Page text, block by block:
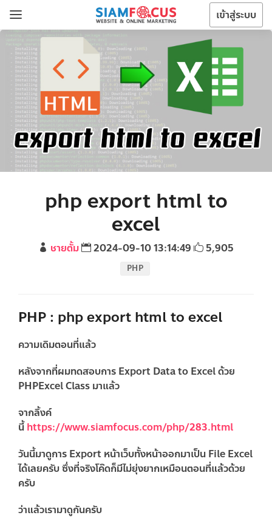
เข้าสู่ระบบ
php export html to
excel
ชายตั้ม 2024-09-10 13:14:49 5,905
PHP
PHP : php export html to excel
ความเดิมตอนที่แล้ว
หลังจากที่ผมทดสอบการ Export Data to Excel ด้วย
PHPExcel Class มาแล้ว
จากลิ้งค์
นี้https://www.siamfocus.com/php/283.html
วันนี้มาดูการ Export หน้าเว็บทั้งหน้าออกมาเป็น File Excel
ได้เลยครับ ซึ่งที่จริงโค๊ดก็มีไม่ยุ่งยากเหมือนตอนที่แล้วด้วย
ครับ
ว่าแล้วเรามาดูกันครับ